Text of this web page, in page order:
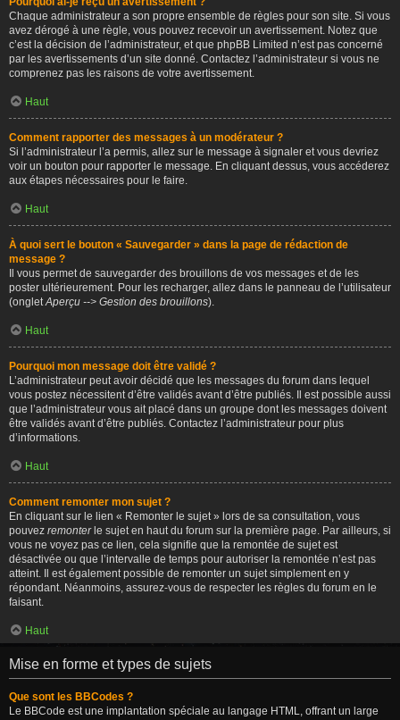
Chaque administrateur a son propre ensemble de règles pour son site. Si vous
avez dérogé à une règle, vous pouvez recevoir un avertissement. Notez que
c’est la décision de l’administrateur, et que phpBB Limited n’est pas concerné
par les avertissements d’un site donné. Contactez l’administrateur si vous ne
comprenez pas les raisons de votre avertissement.
Haut
Comment rapporter des messages à un modérateur ?
Si l’administrateur l’a permis, allez sur le message à signaler et vous devriez
voir un bouton pour rapporter le message. En cliquant dessus, vous accéderez
aux étapes nécessaires pour le faire.
Haut
À quoi sert le bouton « Sauvegarder » dans la page de rédaction de
message ?
Il vous permet de sauvegarder des brouillons de vos messages et de les
poster ultérieurement. Pour les recharger, allez dans le panneau de l’utilisateur
(ongletAperçu --> Gestion des brouillons).
Haut
Pourquoi mon message doit être validé ?
L’administrateur peut avoir décidé que les messages du forum dans lequel
vous postez nécessitent d’être validés avant d’être publiés. Il est possible aussi
que l’administrateur vous ait placé dans un groupe dont les messages doivent
être validés avant d’être publiés. Contactez l’administrateur pour plus
d’informations.
Haut
Comment remonter mon sujet ?
En cliquant sur le lien « Remonter le sujet » lors de sa consultation, vous
pouvez remonterle sujet en haut du forum sur la première page. Par ailleurs, si
vous ne voyez pas ce lien, cela signifie que la remontée de sujet est
désactivée ou que l’intervalle de temps pour autoriser la remontée n’est pas
atteint. Il est également possible de remonter un sujet simplement en y
répondant. Néanmoins, assurez-vous de respecter les règles du forum en le
faisant.
Haut
Mise en forme et types de sujets
Que sont les BBCodes ?
Le BBCode est une implantation spéciale au langage HTML, offrant un large